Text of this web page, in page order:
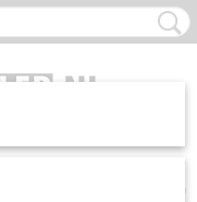
UW WINKELWAGEN